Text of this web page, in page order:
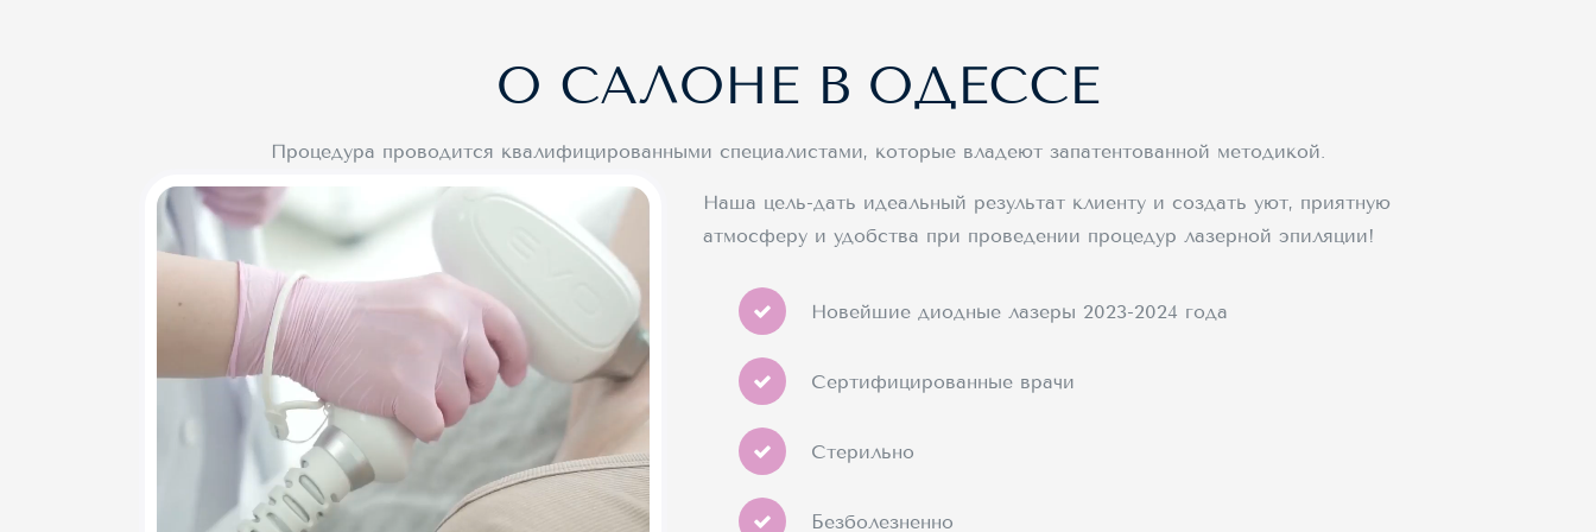
О САЛОНЕ В ОДЕССЕ
Процедура проводится квалифицированными специалистами, которые владеют запатентованной методикой.
Наша цель-дать идеальный результат клиенту и создать уют, приятную
атмосферу и удобства при проведении процедур лазерной эпиляции!
Новейшие диодные лазеры 2023-2024 года
Сертифицированные врачи
Стерильно
Безболезненно